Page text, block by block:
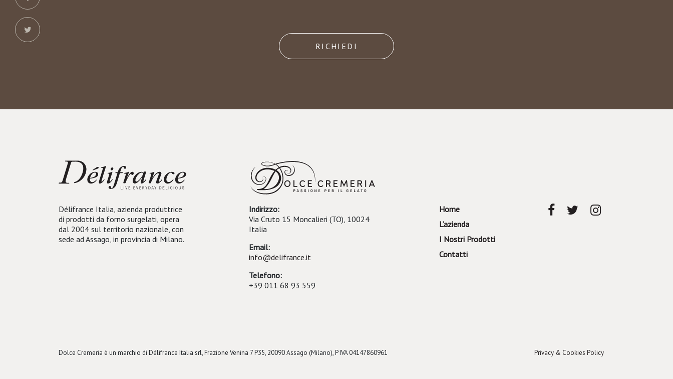
RICHIEDI
Délifrance Italia, azienda produttrice
di prodotti da forno surgelati, opera
dal 2004 sul territorio nazionale, con
sede ad Assago, in provincia di Milano.
Indirizzo:
Via Cruto 15 Moncalieri (TO), 10024
Italia
Email:
info@delifrance.it
Telefono:
+39 011 68 93 559
Home
L’azienda
I Nostri Prodotti
Contatti
Dolce Cremeria è un marchio di Délifrance Italia srl, Frazione Venina 7 P35, 20090 Assago (Milano), P IVA 04147860961 Privacy & Cookies Policy